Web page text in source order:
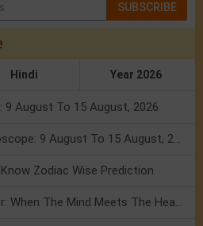
SUBSCRIBE
Hindi Year 2026
9 August To 15 August, 2026
Numerology Weekly Horoscope: 9 August To 15 August, 2026
Zodiac Wise Prediction
Mercury Transit In Cancer: When The Mind Meets The Heart!